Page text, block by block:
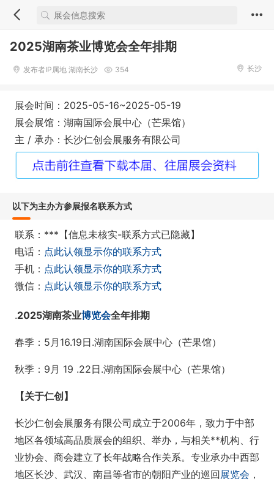
2025湖南茶业博览会全年排期
发布者IP属地 湖南长沙 354 长沙
展会时间：2025-05-16~2025-05-19
展会展馆：湖南国际会展中心（芒果馆）
主 / 承办：长沙仁创会展服务有限公司
以下为主办方参展报名联系方式
联系：***【信息未核实-联系方式已隐藏】
电话： 点此认领显示你的联系方式
手机： 点此认领显示你的联系方式
微信： 点此认领显示你的联系方式
.2025湖南茶业博览会全年排期
春季：5月16.19日.湖南国际会展中心（芒果馆）
秋季：9月 19 .22日.湖南国际会展中心（芒果馆）
【关于仁创】
长沙仁创会展服务有限公司成立于2006年，致力于中部
地区各领域高品质展会的组织、举办，与相关**机构、行
业协会、商会建立了长年战略合作关系。专业承办中西部
地区长沙、武汉、南昌等省市的朝阳产业的巡回展览会 ，